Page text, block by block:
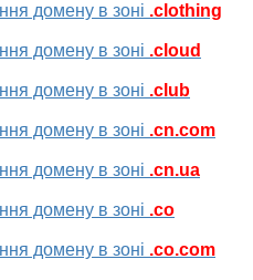
домену в зоні .clothing
домену в зоні .cloud
домену в зоні .club
домену в зоні .cn.com
домену в зоні .cn.ua
домену в зоні .co
домену в зоні .co.com